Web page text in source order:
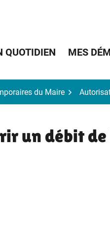
Facebook
le compte Instagram
vers le compte Linkedin
QUOTIDIEN MES
du Maire
un débit de